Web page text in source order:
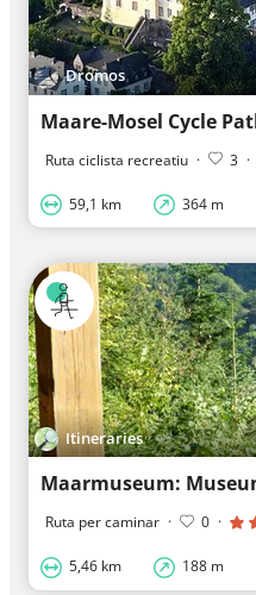
Dromos
Maare-Mosel Cycle
Ruta ciclista recreatiu · 3 ·
59,1 km 364 m
Itineraries
Maarmuseum:
Ruta per caminar · 0 ·
5,46 km 188 m